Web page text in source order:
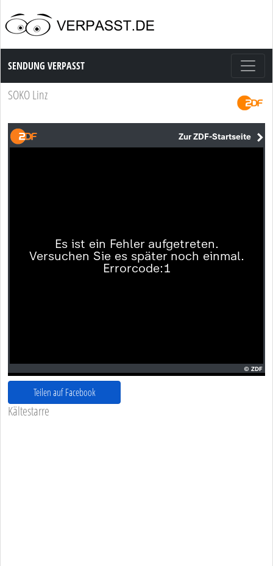
Sendung Verpasst
SENDUNG VERPASST
SOKO Linz
Teilen auf Facebook
Kältestarre